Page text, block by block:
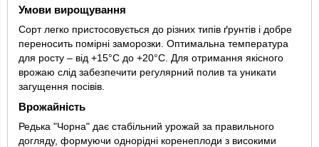
Умови вирощування
Сорт легко пристосовується до різних типів ґрунтів і добре
переносить помірні заморозки. Оптимальна температура
для росту – від +15°C до +20°C. Для отримання якісного
врожаю слід забезпечити регулярний полив та уникати
загущення посівів.
Врожайність
Редька "Чорна" дає стабільний урожай за правильного
догляду, формуючи однорідні коренеплоди з високими